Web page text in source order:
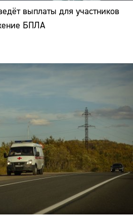
выплаты для участников
БПЛА